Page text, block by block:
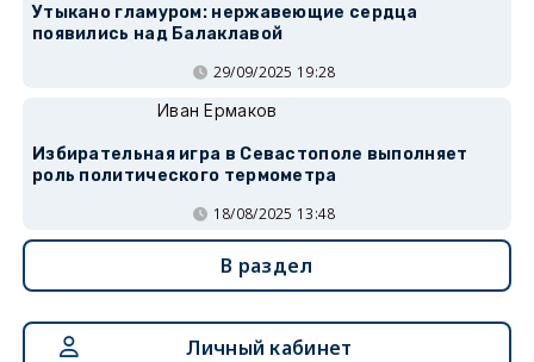
Утыкано гламуром: нержавеющие сердца
появились над Балаклавой
29/09/2025 19:28
Иван Ермаков
Избирательная игра в Севастополе выполняет
роль политического термометра
18/08/2025 13:48
В раздел
Личный кабинет